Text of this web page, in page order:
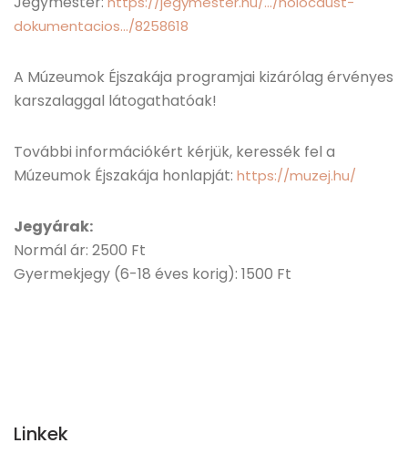
dokumentacios…/8258618
A Múzeumok Éjszakája programjai kizárólag érvényes
karszalaggal látogathatóak!
További információkért kérjük, keressék fel a
Múzeumok Éjszakája honlapját: https://muzej.hu/
Jegyárak:
Normál ár: 2500 Ft
Gyermekjegy (6-18 éves korig): 1500 Ft
Linkek